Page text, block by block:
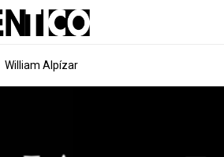
William Alpízar